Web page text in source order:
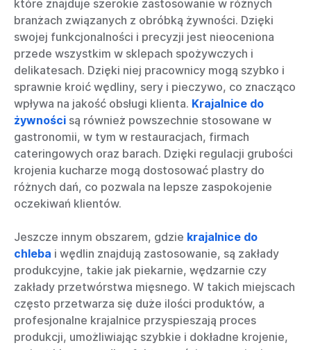
które znajduje szerokie zastosowanie w różnych
branżach związanych z obróbką żywności. Dzięki
swojej funkcjonalności i precyzji jest nieoceniona
przede wszystkim w sklepach spożywczych i
delikatesach. Dzięki niej pracownicy mogą szybko i
sprawnie kroić wędliny, sery i pieczywo, co znacząco
wpływa na jakość obsługi klienta. Krajalnice do
żywności są również powszechnie stosowane w
gastronomii, w tym w restauracjach, firmach
cateringowych oraz barach. Dzięki regulacji grubości
krojenia kucharze mogą dostosować plastry do
różnych dań, co pozwala na lepsze zaspokojenie
oczekiwań klientów.
Jeszcze innym obszarem, gdzie krajalnice do
chleba i wędlin znajdują zastosowanie, są zakłady
produkcyjne, takie jak piekarnie, wędzarnie czy
zakłady przetwórstwa mięsnego. W takich miejscach
często przetwarza się duże ilości produktów, a
profesjonalne krajalnice przyspieszają proces
produkcji, umożliwiając szybkie i dokładne krojenie,